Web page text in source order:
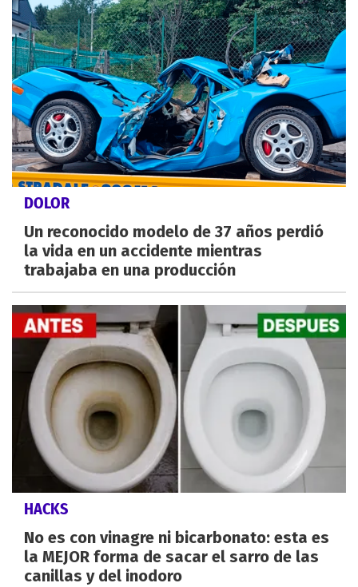
DOLOR
Un reconocido modelo de 37 años perdió
la vida en un accidente mientras
trabajaba en una producción
HACKS
No es con vinagre ni bicarbonato: esta es
la MEJOR forma de sacar el sarro de las
canillas y del inodoro